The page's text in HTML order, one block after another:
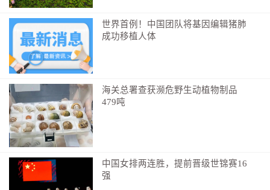
世界首例！中国团队将基因编辑猪肺
成功移植人体
海关总署查获濒危野生动植物制品
479吨
中国女排两连胜，提前晋级世锦赛16
强